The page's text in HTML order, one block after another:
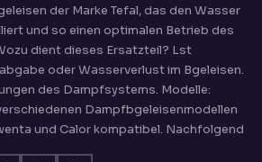
der Marke Tefal, das den Wasser
und so einen optimalen Betrieb des
dient dieses Ersatzteil? Lst
oder Wasserverlust im Bgeleisen.
des Dampfsystems. Modelle:
Dampfbgeleisenmodellen
und Calor kompatibel. Nachfolgend